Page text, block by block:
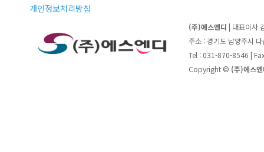
개인정보처리방침
(주)에스엔디 | 대표이사
주소 : 경기도 남양주시
Tel : 031-870-8546 |
Copyright © (주)에스